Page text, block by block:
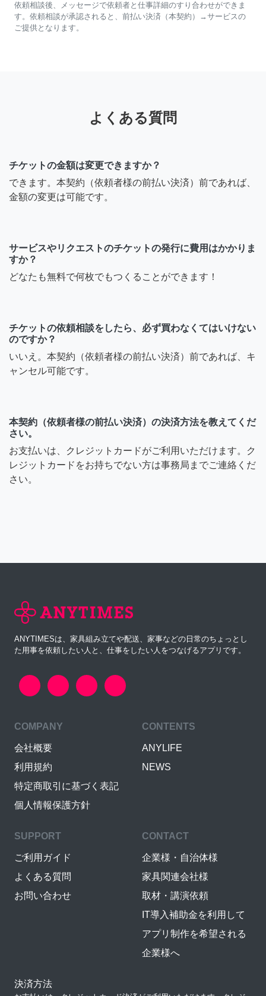
依頼相談後、メッセージで依頼者と仕事詳細のすり合わせができま
す。依頼相談が承認されると、前払い決済（本契約）→サービスの
ご提供となります。
よくある質問
チケットの金額は変更できますか？
できます。本契約（依頼者様の前払い決済）前であれば、
金額の変更は可能です。
サービスやリクエストのチケットの発行に費用はかかりま
すか？
どなたも無料で何枚でもつくることができます！
チケットの依頼相談をしたら、必ず買わなくてはいけない
のですか？
いいえ。本契約（依頼者様の前払い決済）前であれば、キ
ャンセル可能です。
本契約（依頼者様の前払い決済）の決済方法を教えてくだ
さい。
お支払いは、クレジットカードがご利用いただけます。ク
レジットカードをお持ちでない方は事務局までご連絡くだ
さい。
ANYTIMESは、家具組み立てや配送、家事などの日常のちょっとし
た用事を依頼したい人と、仕事をしたい人をつなげるアプリです。
COMPANY
会社概要
利用規約
特定商取引に基づく表記
個人情報保護方針
CONTENTS
ANYLIFE
NEWS
SUPPORT
ご利用ガイド
よくある質問
お問い合わせ
CONTACT
企業様・自治体様
家具関連会社様
取材・講演依頼
IT導入補助金を利用して
アプリ制作を希望される
企業様へ
決済方法